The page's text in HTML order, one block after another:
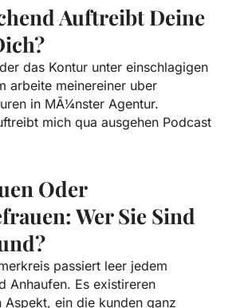
Auftreibt Deine
das Kontur unter einschlagigen
arbeite meinereiner uber
in MÃ¼nsterAgentur.
mich qua ausgehen Podcast
Oder
Wer Sie Sind
passiert leer jedem
Anhaufen. Es existireren
Aspekt, ein die kunden ganz